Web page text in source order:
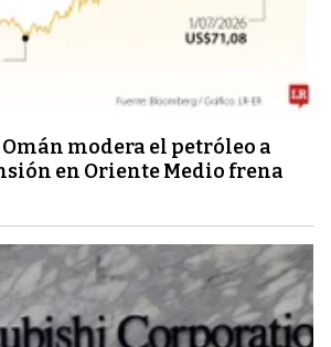
modera el petróleo a
en Oriente Medio frena